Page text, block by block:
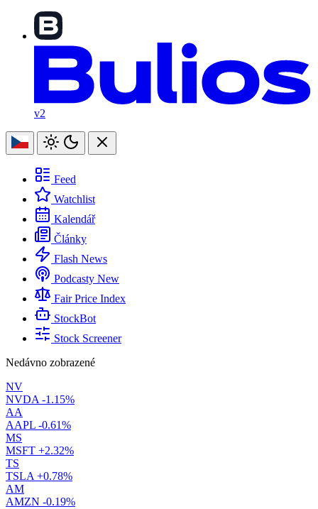
v2
Feed
Watchlist
Kalendář
Články
Flash News
Podcasty New
Fair Price Index
StockBot
Stock Screener
Nedávno zobrazené
NV
NVDA -1.15%
AA
AAPL -0.61%
MS
MSFT +2.32%
TS
TSLA +0.78%
AM
AMZN -0.19%